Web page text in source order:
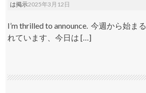
は掲示2025年3月12日
I’m thrilled to announce. 今週から始ま
れています、今日は […]